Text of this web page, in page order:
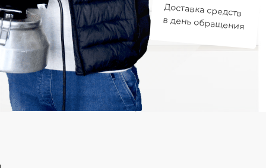
Доставка средств
в день обращения